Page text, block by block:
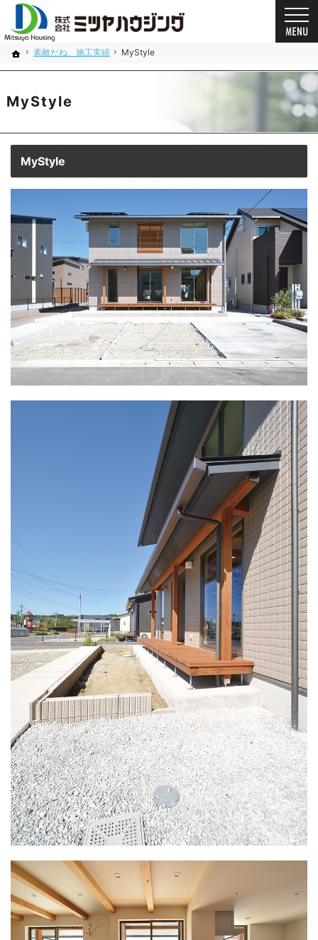
ホーム
素敵だね、施工実績 MyStyle
MyStyle
プロの目線からご提案。奈良県の注文住宅・新築戸建てを手がける工務店なら当社へ。
奈良県の安心の一戸建て｜ミツヤハウジング
MyStyle